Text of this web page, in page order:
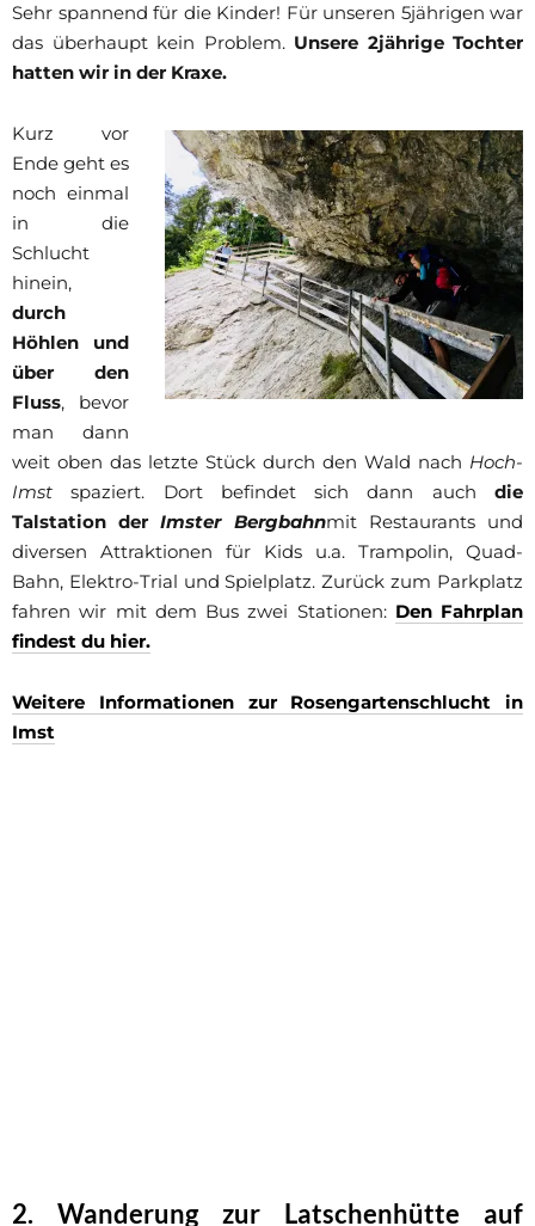
Sehr spannend für die Kinder! Für unseren 5jährigen war
das überhaupt kein Problem. Unsere 2jährige Tochter
hatten wir in der Kraxe.
Kurz vor
Ende geht es
noch einmal
in die
Schlucht
hinein,
durch
Höhlen und
über den
Fluss, bevor
man dann
weit oben das letzte Stück durch den Wald nach Hoch-
Imst spaziert. Dort befindet sich dann auch die
Talstation derImster Bergbahnmit Restaurants und
diversen Attraktionen für Kids u.a. Trampolin, Quad-
Bahn, Elektro-Trial und Spielplatz. Zurück zum Parkplatz
fahren wir mit dem Bus zwei Stationen: Den Fahrplan
findest du hier.
Weitere Informationen zur Rosengartenschlucht in
Imst
2. Wanderung zur Latschenhütte auf